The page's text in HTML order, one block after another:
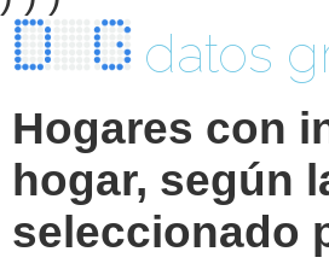
datos
Hogares con
hogar, según
seleccionado